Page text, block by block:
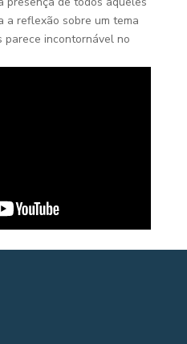
a reflexão sobre um tema
parece incontornável no